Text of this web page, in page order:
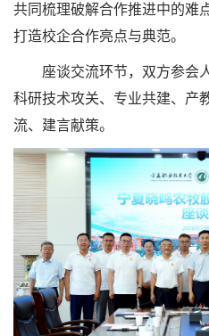
共同梳理破解合作推进中的难
打造校企合作亮点与典范。
座谈交流环节，双方参会
科研技术攻关、专业共建、产
流、建言献策。